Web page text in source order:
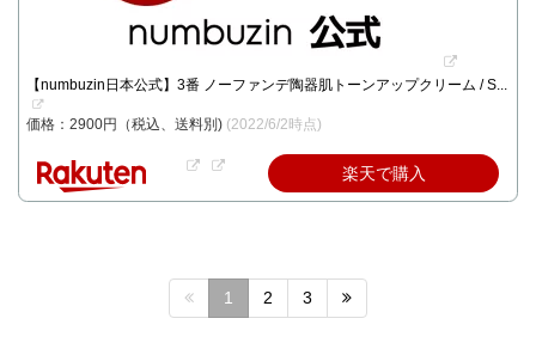
【numbuzin日本公式】3番 ノーファンデ陶器肌トーンアップクリーム / S...
価格：2900円（税込、送料別) (2022/6/2時点)
楽天で購入
1 2 3